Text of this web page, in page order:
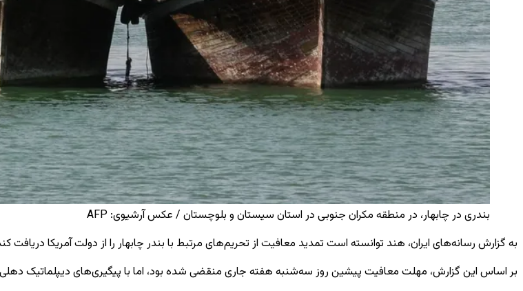
بندری در چابهار، در منطقه مکران جنوبی در استان سیستان و بلوچستان / عکس آرشیوی: AFP
به گزارش رسانه‌های ایران، هند توانسته است تمدید معافیت از تحریم‌های مرتبط با بندر چابهار را از دولت آمریکا دریافت
بر اساس این گزارش، مهلت معافیت پیشین روز سه‌شنبه هفته جاری منقضی شده بود، اما با پیگیری‌های دیپلماتیک